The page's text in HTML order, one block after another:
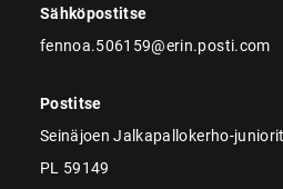
Sähköpostitse
fennoa.506159@erin.posti.com
Postitse
Seinäjoen Jalkapallokerho-
PL 59149